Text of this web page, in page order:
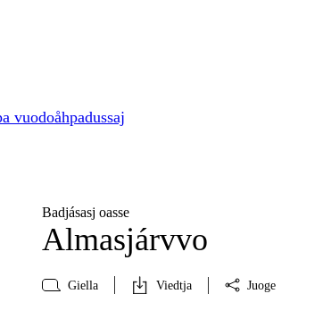
vuodoåhpadussaj
Badjásasj oasse
Almasjárvvo
Giella Viedtja Juoge